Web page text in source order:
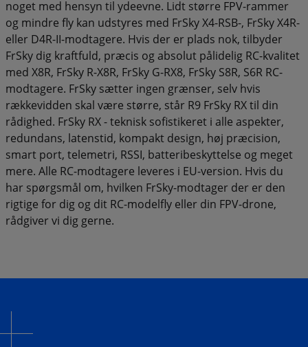
noget med hensyn til ydeevne. Lidt større FPV-rammer
og mindre fly kan udstyres med FrSky X4-RSB-, FrSky X4R-
eller D4R-II-modtagere. Hvis der er plads nok, tilbyder
FrSky dig kraftfuld, præcis og absolut pålidelig RC-kvalitet
med X8R, FrSky R-X8R, FrSky G-RX8, FrSky S8R, S6R RC-
modtagere. FrSky sætter ingen grænser, selv hvis
rækkevidden skal være større, står R9 FrSky RX til din
rådighed. FrSky RX - teknisk sofistikeret i alle aspekter,
redundans, latenstid, kompakt design, høj præcision,
smart port, telemetri, RSSI, batteribeskyttelse og meget
mere. Alle RC-modtagere leveres i EU-version. Hvis du
har spørgsmål om, hvilken FrSky-modtager der er den
rigtige for dig og dit RC-modelfly eller din FPV-drone,
rådgiver vi dig gerne.